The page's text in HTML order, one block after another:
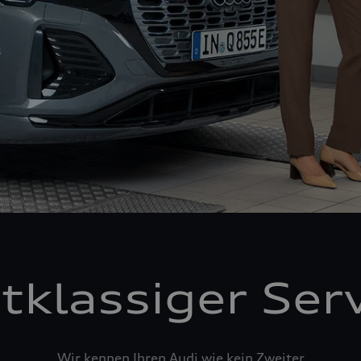
Wir kennen Ihren Audi wie kein Zweiter